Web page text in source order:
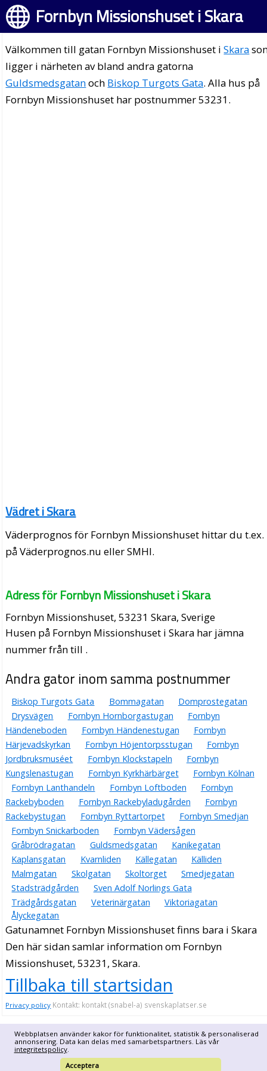
Webbplatsen använder kakor för funktionalitet, statistik & personaliserad
annonsering. Data kan delas med samarbetspartners. Läs vår
integritetspolicy.
Acceptera
Fornbyn Missionshuset i Skara
Välkommen till gatan Fornbyn Missionshuset iSkara
ligger i närheten av bland andra gatorna
Guldsmedsgatanoch Biskop Turgots Gata. Alla hus på
Fornbyn Missionshuset har postnummer 53231.
Vädret i Skara
Väderprognos för Fornbyn Missionshuset hittar du t.ex.
på Väderprognos.nu eller SMHI.
Adress för Fornbyn Missionshuset i Skara
Fornbyn Missionshuset, 53231 Skara, Sverige
Husen på Fornbyn Missionshuset i Skara har jämna
nummer från till .
Andra gator inom samma postnummer
Biskop Turgots Gata Bommagatan
Domprostegatan
Drysvägen
Fornbyn Hornborgastugan
Fornbyn
Händeneboden
Fornbyn Händenestugan
Fornbyn
Härjevadskyrkan
Fornbyn Höjentorpsstugan
Fornbyn
Jordbruksmuséet
Fornbyn Klockstapeln
Fornbyn
Kungslenastugan
Fornbyn Kyrkhärbärget
Fornbyn Kölnan
Fornbyn Lanthandeln
Fornbyn Loftboden
Fornbyn
Rackebyboden
Fornbyn Rackebyladugården
Fornbyn
Rackebystugan
Fornbyn Ryttartorpet
Fornbyn Smedjan
Fornbyn Snickarboden
Fornbyn Vädersågen
Gråbrödragatan
Guldsmedsgatan
Kanikegatan
Kaplansgatan
Kvarnliden Källegatan
Källiden
Malmgatan
Skolgatan Skoltorget
Smedjegatan
Stadsträdgården
Sven Adolf Norlings Gata
Trädgårdsgatan
Veterinärgatan
Viktoriagatan
Ålyckegatan
Gatunamnet Fornbyn Missionshuset finns bara i Skara
Den här sidan samlar information om Fornbyn
Missionshuset, 53231, Skara.
Tillbaka till startsidan
Privacy policy Kontakt: kontakt (snabel-a) svenskaplatser.se